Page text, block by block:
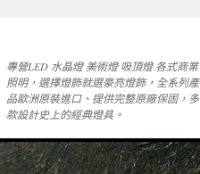
專營LED 水晶燈 美術燈 吸頂燈 各式商業
照明，選擇燈飾就選豪亮燈飾，全系列產
品歐洲原裝進口、提供完整原廠保固，多
款設計史上的經典燈具。